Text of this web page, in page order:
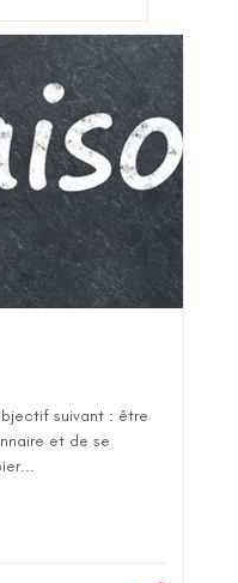
suivant : être
et de se